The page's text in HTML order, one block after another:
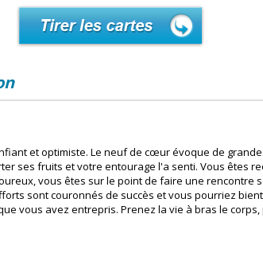
et optimiste. Le neuf de cœur évoque de
ses fruits et votre entourage l'a senti. Vous êtes
vous êtes sur le point de faire une
sont couronnés de succès et vous pourriez
vous avez entrepris. Prenez la vie à bras le